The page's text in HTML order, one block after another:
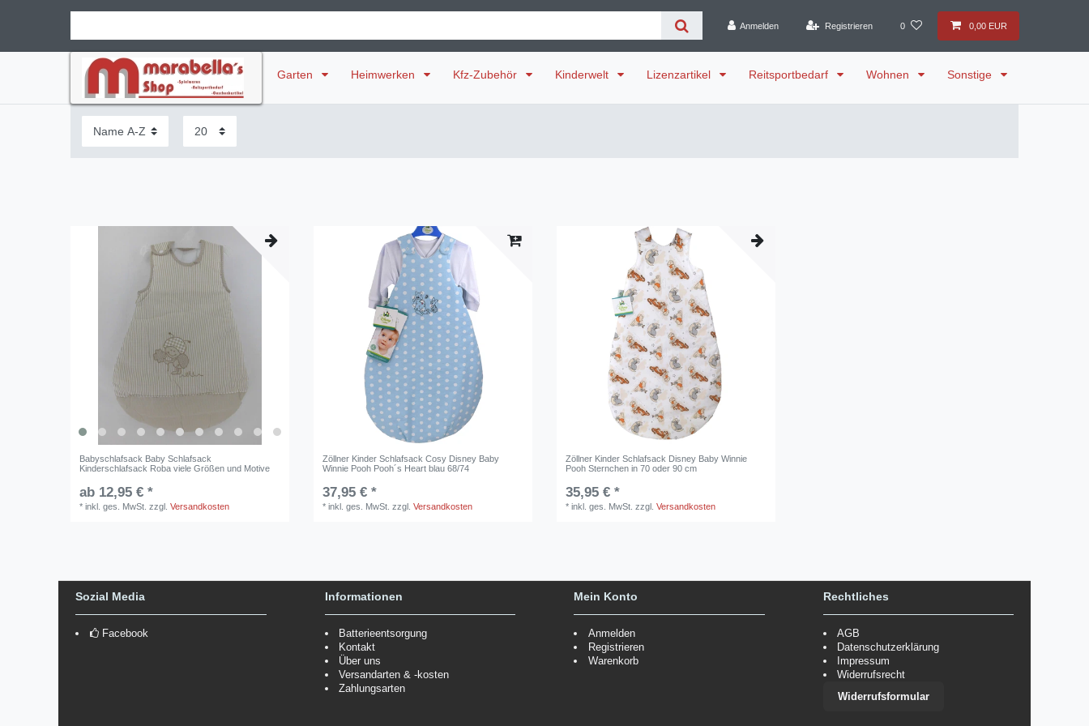
Anmelden Registrieren 0 0,00 EUR
Garten Heimwerken Kfz-Zubehör Kinderwelt Lizenzartikel Reitsportbedarf Wohnen Sonstige
Babyschlafsack Baby Schlafsack
Kinderschlafsack Roba viele Größen und Motive
ab 12,95 € *
*inkl. ges. MwSt. zzgl.Versandkosten
Zöllner Kinder Schlafsack Cosy Disney Baby
Winnie Pooh Pooh´s Heart blau 68/74
37,95 € *
*inkl. ges. MwSt. zzgl.Versandkosten
Zöllner Kinder Schlafsack Disney Baby Winnie
Pooh Sternchen in 70 oder 90 cm
35,95 € *
*inkl. ges. MwSt. zzgl.Versandkosten
Sozial Media
Facebook
Informationen
Batterieentsorgung
Kontakt
Über uns
Versandarten & -kosten
Zahlungsarten
Mein Konto
Anmelden
Registrieren
Warenkorb
Rechtliches
AGB
Datenschutzerklärung
Impressum
Widerrufsrecht
Widerrufsformular